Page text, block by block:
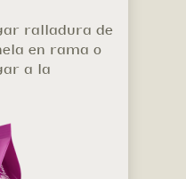
ralladura de
en rama o
a la